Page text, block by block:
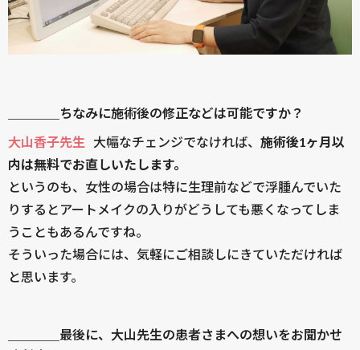
＿＿＿＿ちなみに施術後の修正などは可能ですか？
大山香子先生
大幅なチェンジでなければ、 施術後1ヶ月以
内は無料でお直しいたします。
というのも、女性の場合は特に生理前などで浮腫んでいた
りするとアートメイクの入りがどうしても悪くなってしま
うこともあるんですね。
そういった場合には、気軽にご相談しにきていただければ
と思います。
＿＿＿＿最後に、大山先生の患者さまへの想いをお聞かせ